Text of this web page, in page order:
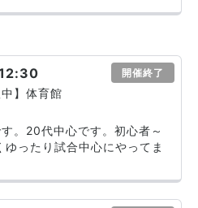
開催終了
】体育館
。20代中心です。初心者～
ったり試合中心にやってま